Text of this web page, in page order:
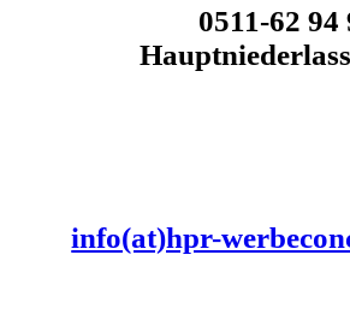
0511-62 94
info(at)hpr-